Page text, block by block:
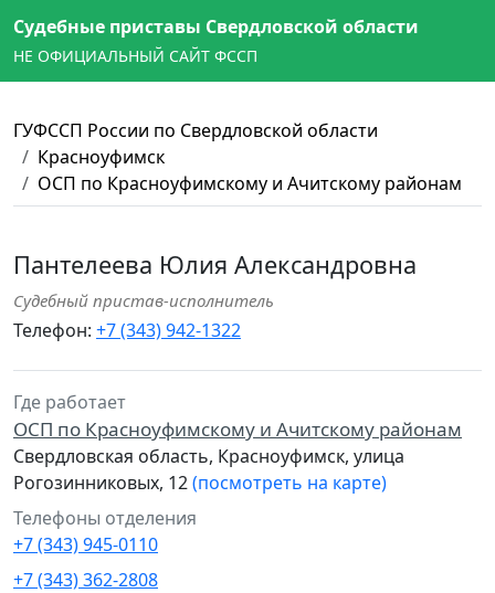
Судебные приставы Свердловской области
НЕ ОФИЦИАЛЬНЫЙ САЙТ ФССП
ГУФССП России по Свердловской области
Красноуфимск
ОСП по Красноуфимскому и Ачитскому районам
Пантелеева Юлия Александровна
Судебный пристав-исполнитель
Телефон: +7 (343) 942-1322
Где работает
ОСП по Красноуфимскому и Ачитскому районам
Свердловская область, Красноуфимск, улица
Рогозинниковых, 12(посмотреть на карте)
Телефоны отделения
+7 (343) 945-0110
+7 (343) 362-2808